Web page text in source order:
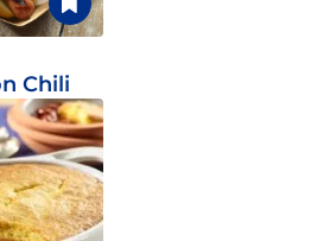
Chili